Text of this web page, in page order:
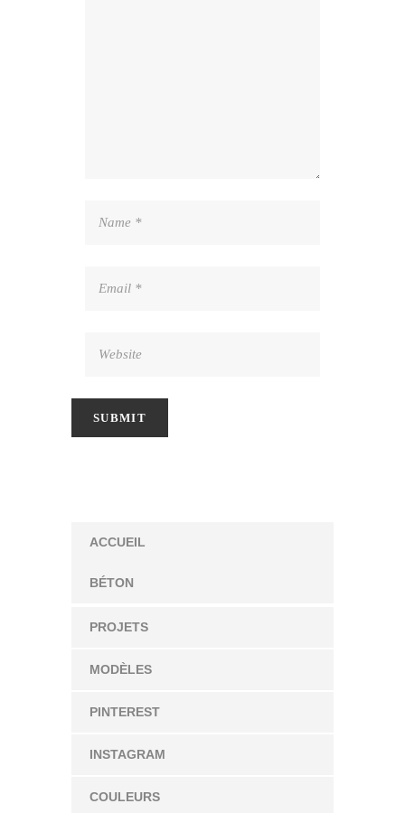
ACCUEIL
BÉTON
PROJETS
MODÈLES
PINTEREST
INSTAGRAM
COULEURS